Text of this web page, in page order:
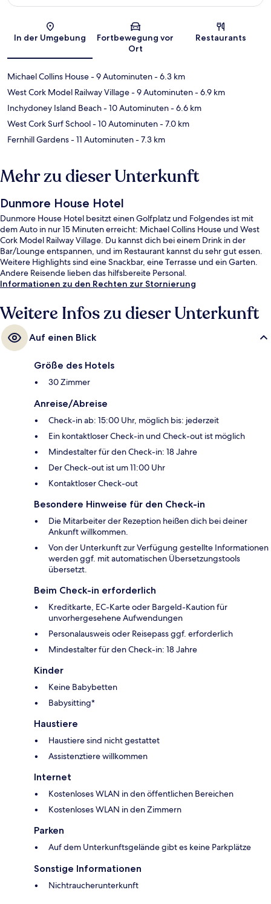
Karte
In der Umgebung
Fortbewegung vor
Ort
Restaurants
Michael Collins House- 9 Autominuten- 6.3 km
West Cork Model Railway Village- 9 Autominuten- 6.9 km
Inchydoney Island Beach- 10 Autominuten- 6.6 km
West Cork Surf School- 10 Autominuten- 7.0 km
Fernhill Gardens- 11 Autominuten- 7.3 km
Mehr zu dieser Unterkunft
Dunmore House Hotel
Dunmore House Hotel besitzt einen Golfplatz und Folgendes ist mit
dem Auto in nur 15 Minuten erreicht: Michael Collins House und West
Cork Model Railway Village. Du kannst dich bei einem Drink in der
Bar/Lounge entspannen, und im Restaurant kannst du sehr gut essen.
Weitere Highlights sind eine Snackbar, eine Terrasse und ein Garten.
Andere Reisende lieben das hilfsbereite Personal.
Informationen zu den Rechten zur Stornierung
Weitere Infos zu dieser Unterkunft
Auf einen Blick
Größe des Hotels
30 Zimmer
Anreise/Abreise
Check-in ab: 15:00 Uhr, möglich bis: jederzeit
Ein kontaktloser Check-in und Check-out ist möglich
Mindestalter für den Check-in: 18 Jahre
Der Check-out ist um 11:00 Uhr
Kontaktloser Check-out
Besondere Hinweise für den Check-in
Die Mitarbeiter der Rezeption heißen dich bei deiner
Ankunft willkommen.
Von der Unterkunft zur Verfügung gestellte Informationen
werden ggf. mit automatischen Übersetzungstools
übersetzt.
Beim Check-in erforderlich
Kreditkarte, EC-Karte oder Bargeld-Kaution für
unvorhergesehene Aufwendungen
Personalausweis oder Reisepass ggf. erforderlich
Mindestalter für den Check-in: 18 Jahre
Kinder
Keine Babybetten
Babysitting*
Haustiere
Haustiere sind nicht gestattet
Assistenztiere willkommen
Internet
Kostenloses WLAN in den öffentlichen Bereichen
Kostenloses WLAN in den Zimmern
Parken
Auf dem Unterkunftsgelände gibt es keine Parkplätze
Sonstige Informationen
Nichtraucherunterkunft